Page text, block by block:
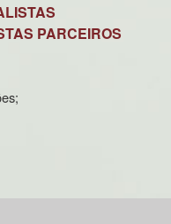
PARCEIROS